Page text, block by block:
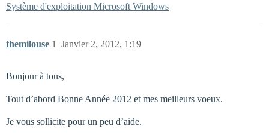
Système d'exploitation Microsoft Windows
themilouse Janvier 2, 2012, 1:19
1
Bonjour à tous,
Tout d’abord Bonne Année 2012 et mes meilleurs voeux.
Je vous sollicite pour un peu d’aide.